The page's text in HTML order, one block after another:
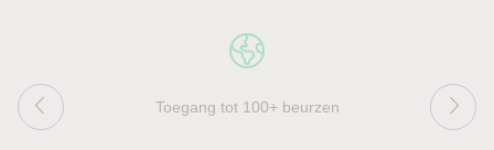
Toegang tot 100+ beurzen